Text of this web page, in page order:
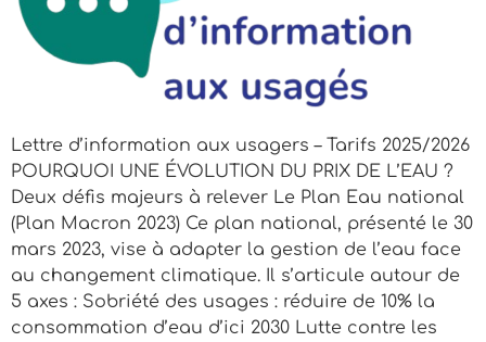
Lettre d’information aux usagers – Tarifs 2025/2026
POURQUOI UNE ÉVOLUTION DU PRIX DE L’EAU ?
Deux défis majeurs à relever Le Plan Eau national
(Plan Macron 2023) Ce plan national, présenté le 30
mars 2023, vise à adapter la gestion de l’eau face
au changement climatique. Il s’articule autour de
5 axes : Sobriété des usages : réduire de 10% la
consommation d’eau d’ici 2030 Lutte contre les